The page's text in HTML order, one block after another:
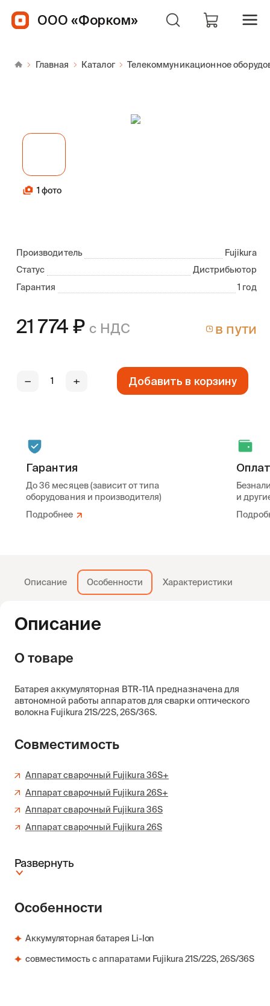
ООО «Форком»
Главная Каталог Телекоммуникационное
1 фото
Производитель
Fujikura
Статус
Дистрибьютор
Гарантия
1 год
21 774 ₽ с НДС в пути
— + Добавить в корзину
Гарантия
До 36 месяцев (зависит от типа
оборудования и производителя)
Подробнее
и
Описание Особенности Характеристики
Описание
О товаре
Батарея аккумуляторная BTR-11A предназначена для
автономной работы аппаратов для сварки оптического
волокна Fujikura 21S/22S, 26S/36S.
Совместимость
Аппарат сварочный Fujikura 36S+
Аппарат сварочный Fujikura 26S+
Аппарат сварочный Fujikura 36S
Аппарат сварочный Fujikura 26S
Развернуть
Особенности
Аккумуляторная батарея Li-Ion
совместимость с аппаратами Fujikura 21S/22S, 26S/36S